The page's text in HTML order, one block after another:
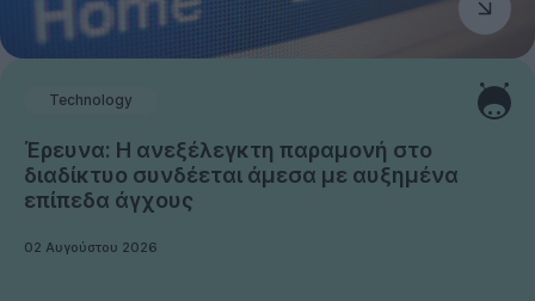
Technology
Έρευνα: Η ανεξέλεγκτη παραμονή στο
διαδίκτυο συνδέεται άμεσα με αυξημένα
επίπεδα άγχους
02 Αυγούστου 2026